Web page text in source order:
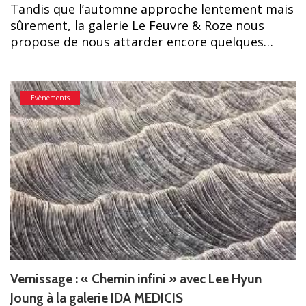
Tandis que l’automne approche lentement mais
sûrement, la galerie Le Feuvre & Roze nous
propose de nous attarder encore quelques…
Evènements
Vernissage : « Chemin infini » avec Lee Hyun
Joung à la galerie IDA MEDICIS